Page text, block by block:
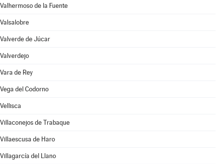
Valhermoso de la Fuente
Valsalobre
Valverde de Júcar
Valverdejo
Vara de Rey
Vega del Codorno
Vellisca
Villaconejos de Trabaque
Villaescusa de Haro
Villagarcía del Llano